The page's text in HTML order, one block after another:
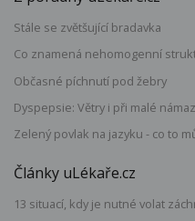
Stále se zvětšující bradavka
Co znamená nehomogenní
Občasné píchnutí pod žebry
Dyspepsie: Větry i při malé
Zelený povlak na jazyku - co to
Články uLékaře.cz
13 situací, kdy je nutné volat